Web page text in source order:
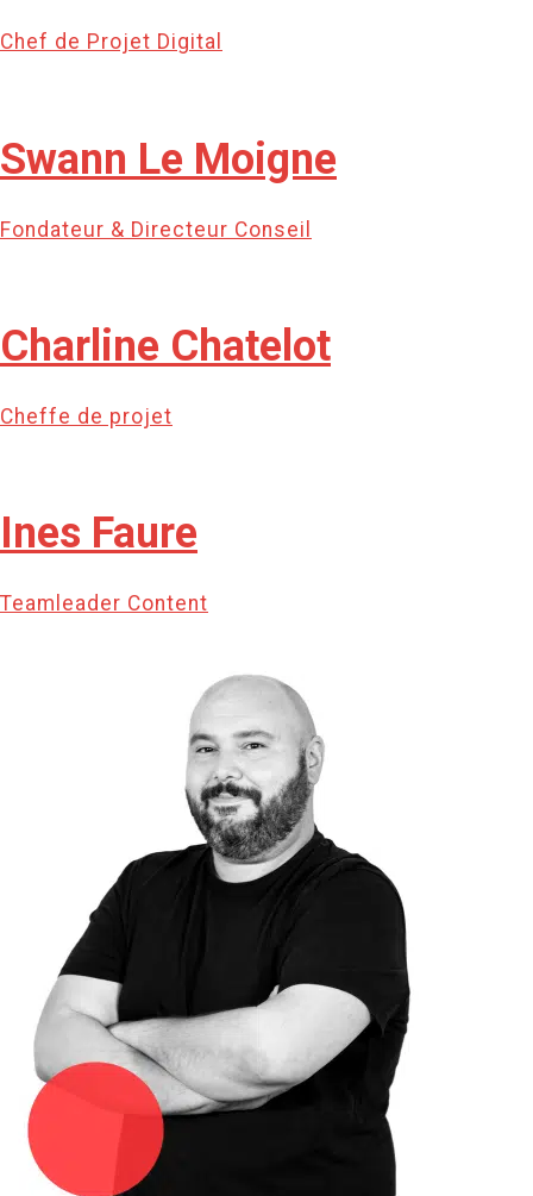
Chef de Projet Digital
Swann Le Moigne
Fondateur & Directeur Conseil
Charline Chatelot
Cheffe de projet
Ines Faure
Teamleader Content